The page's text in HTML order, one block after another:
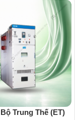
Trung Thế (ET)